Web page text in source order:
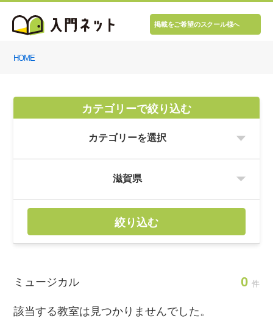
掲載をご希望のスクール様へ
HOME
カテゴリーで絞り込む
絞り込む
ミュージカル 0 件
該当する教室は見つかりませんでした。